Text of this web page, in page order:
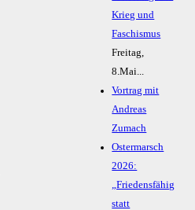
Krieg und
Faschismus
Freitag,
8.Mai...
Vortrag mit
Andreas
Zumach
Ostermarsch
2026:
„Friedensfähig
statt